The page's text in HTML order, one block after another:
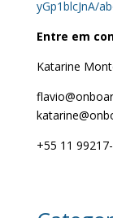
yGp1blcJnA/
Entre em
Katarine
+55 11